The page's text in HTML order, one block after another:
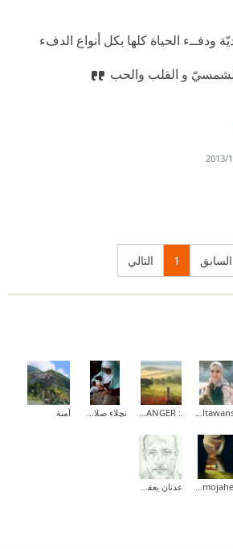
ودفــء الحياة كلها بكل أنواع الدفء
و القلب والحب
السابق 1 التالي
Wafaa Eltawansy
.: THE STRANGER :. نچلاء صلاح الدين آمنة
amany mojahed عدنان يعقوب القره غولي